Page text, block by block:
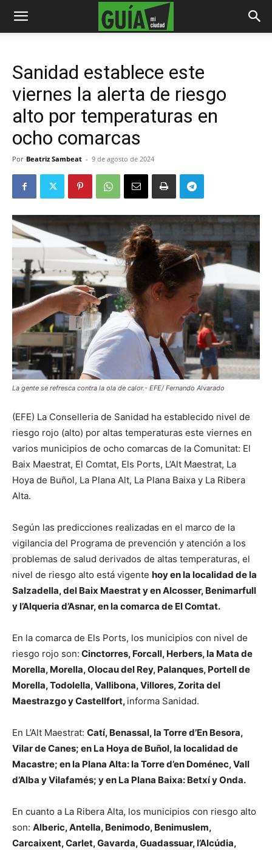
Sanidad establece este
viernes la alerta de riesgo
alto por temperaturas en
ocho comarcas
Por Beatriz Sambeat - 9 de agosto de 2024
La gente se refresca contra la ola de calor.- EFE/ Fernando Alvarado
(EFE) La Conselleria de Sanidad ha establecido nivel de
riesgo rojo (alto) por altas temperaturas este viernes en
varios municipios de ocho comarcas de la Comunitat: El
Baix Maestrat, El Comtat, Els Ports, L’Alt Maestrat, La
Hoya de Buñol, La Plana Alt, La Plana Baixa y La Ribera
Alta.
Según las predicciones realizadas en el marco de la
vigilancia del Programa de prevención y atención a los
problemas de salud derivados de altas temperaturas, el
nivel de riesgo alto está vigente hoy en la localidad de la
Salzadella, del Baix Maestrat y en Alcosser, Benimarfull
y l’Alqueria d’Asnar, en la comarca de El Comtat.
En la comarca de Els Ports, los municipios con nivel de
riesgo rojo son: Cinctorres, Forcall, Herbers, la Mata de
Morella, Morella, Olocau del Rey, Palanques, Portell de
Morella, Todolella, Vallibona, Villores, Zorita del
Maestrazgo y Castellfort, informa Sanidad.
En L’Alt Maestrat: Catí, Benassal, la Torre d’En Besora,
Vilar de Canes; en La Hoya de Buñol, la localidad de
Macastre; en la Plana Alta: la Torre d’en Doménec, Vall
d’Alba y Vilafamés; y en La Plana Baixa: Betxí y Onda.
En cuanto a La Ribera Alta, los municipios con riesgo alto
son: Alberic, Antella, Benimodo, Benimuslem,
Carcaixent, Carlet, Gavarda, Guadassuar, l’Alcúdia,